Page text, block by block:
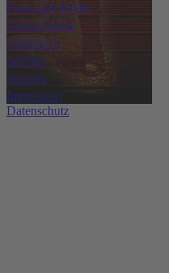
Fotos und Bilder
Online Spiele
Gästebuch
Surftips
Statistik
Impressum
Datenschutz